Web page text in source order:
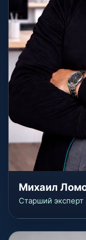
Михаил
Старший эксперт